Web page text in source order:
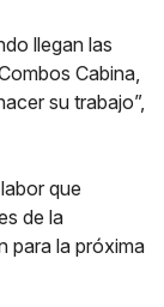
llegan las
Cabina,
su trabajo”,
que
de la
para la próxima